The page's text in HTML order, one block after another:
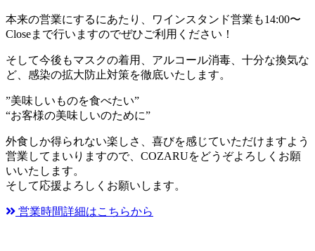
本来の営業にするにあたり、ワインスタンド営業も14:00〜
Closeまで行いますのでぜひご利用ください！
そして今後もマスクの着用、アルコール消毒、十分な換気な
ど、感染の拡大防止対策を徹底いたします。
”美味しいものを食べたい”
“お客様の美味しいのために”
外食しか得られない楽しさ、喜びを感じていただけますよう
営業してまいりますので、COZARUをどうぞよろしくお願
いいたします。
そして応援よろしくお願いします。
営業時間詳細はこちらから